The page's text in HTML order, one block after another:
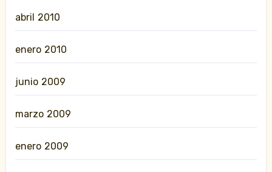
abril 2010
enero 2010
junio 2009
marzo 2009
enero 2009